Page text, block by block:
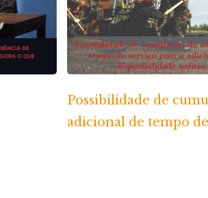
Possibilidade de
adicional de tempo